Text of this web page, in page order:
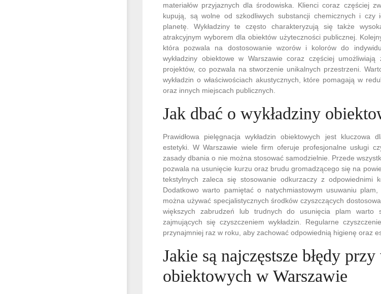
materiałów przyjaznych dla środowiska. Klienci coraz częściej
kupują, są wolne od szkodliwych substancji chemicznych i czy
planetę. Wykładziny te często charakteryzują się także
atrakcyjnym wyborem dla obiektów użyteczności publicznej.
która pozwala na dostosowanie wzorów i kolorów do
wykładziny obiektowe w Warszawie coraz częściej umożliwiają
projektów, co pozwala na stworzenie unikalnych przestrzeni.
wykładzin o właściwościach akustycznych, które pomagają w
oraz innych miejscach publicznych.
Jak dbać o wykładziny
Prawidłowa pielęgnacja wykładzin obiektowych jest kluczowa
estetyki. W Warszawie wiele firm oferuje profesjonalne usługi
zasady dbania o nie można stosować samodzielnie. Przede
pozwala na usunięcie kurzu oraz brudu gromadzącego się na
tekstylnych zaleca się stosowanie odkurzaczy z odpowiednimi
Dodatkowo warto pamiętać o natychmiastowym usuwaniu
można używać specjalistycznych środków czyszczących
większych zabrudzeń lub trudnych do usunięcia plam warto
zajmujących się czyszczeniem wykładzin. Regularne
przynajmniej raz w roku, aby zachować odpowiednią higienę oraz
Jakie są najczęstsze błędy
obiektowych w Warszawie